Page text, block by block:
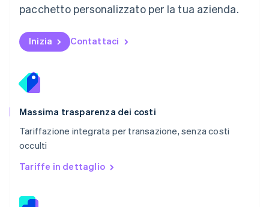
pacchetto personalizzato per la tua azienda.
Inizia Contattaci
Massima trasparenza dei costi
Tariffazione integrata per transazione, senza costi
occulti
Tariffe in dettaglio
NederlandsEnglish
English
Portogallo
RAS di Hong Kong, Cina
English
English
English
Romania
English
Slovacchia